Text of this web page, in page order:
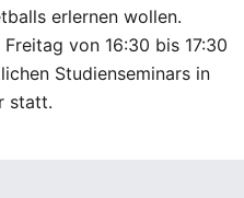
erlernen wollen.
von 16:30 bis 17:30
Studienseminars in
statt.